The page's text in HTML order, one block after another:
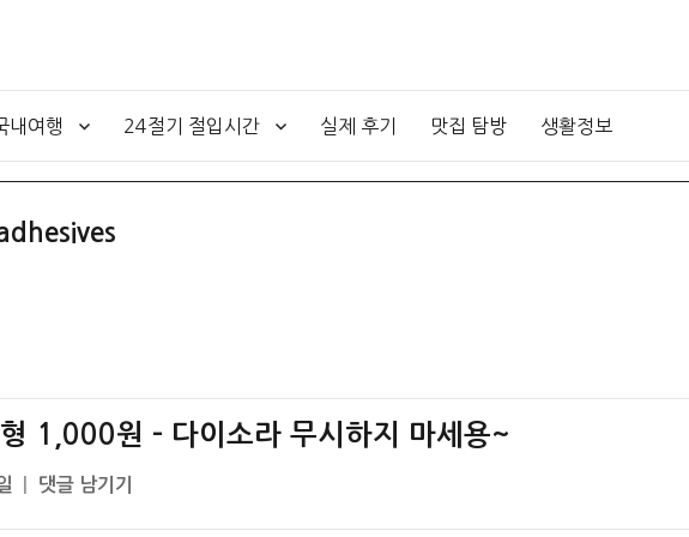
내여행 24절기 절입시간 실제 후기 맛집 탐방 생활정보
1,000원 – 다이소라 무시하지 마세용~
[다
댓글 남기기